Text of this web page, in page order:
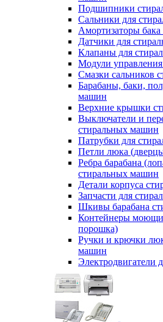
Подшипники
Сальники для
Амортизаторы
Датчики для
Клапаны для
Модули
Смазки сальников
Барабаны, баки,
машин
Верхние крышки
Выключатели и
стиральных машин
Патрубки для
Петли люка
Ребра барабана
стиральных машин
Детали корпуса
Запчасти для
Шкивы барабана
Контейнеры
порошка)
Ручки и крючки
машин
Электродвигатели